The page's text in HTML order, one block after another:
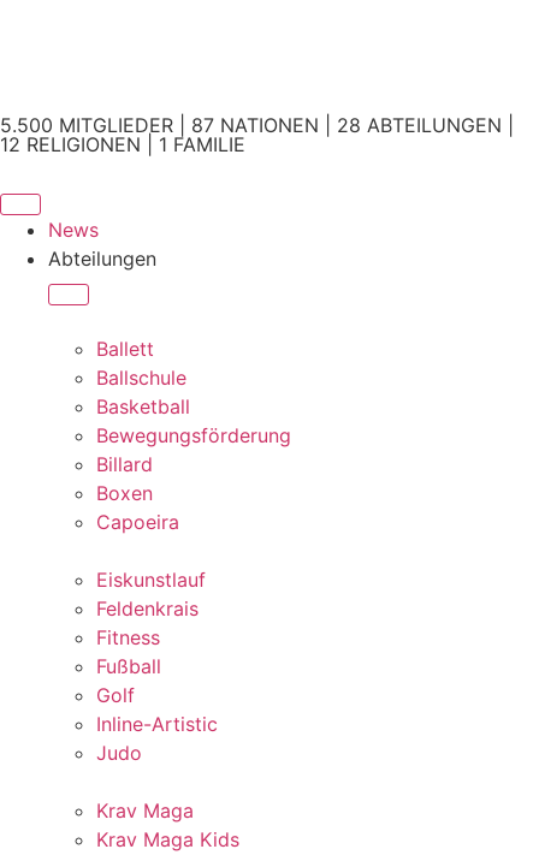
5.500 MITGLIEDER | 87 NATIONEN | 28 ABTEILUNGEN |
12 RELIGIONEN | 1 FAMILIE
News
Abteilungen
Ballett
Ballschule
Basketball
Bewegungsförderung
Billard
Boxen
Capoeira
Eiskunstlauf
Feldenkrais
Fitness
Fußball
Golf
Inline-Artistic
Judo
Krav Maga
Krav Maga Kids